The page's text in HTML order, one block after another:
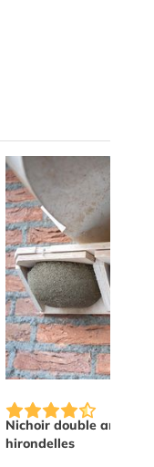
Nichoir double
hirondelles